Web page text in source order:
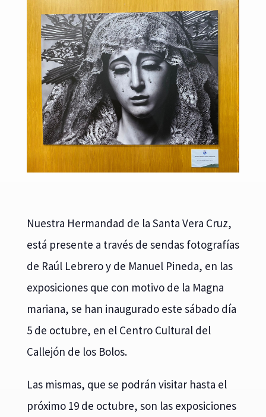
Nuestra Hermandad de la Santa Vera Cruz,
está presente a través de sendas fotografías
de Raúl Lebrero y de Manuel Pineda, en las
exposiciones que con motivo de la Magna
mariana, se han inaugurado este sábado día
5 de octubre, en el Centro Cultural del
Callejón de los Bolos.
Las mismas, que se podrán visitar hasta el
próximo 19 de octubre, son las exposiciones